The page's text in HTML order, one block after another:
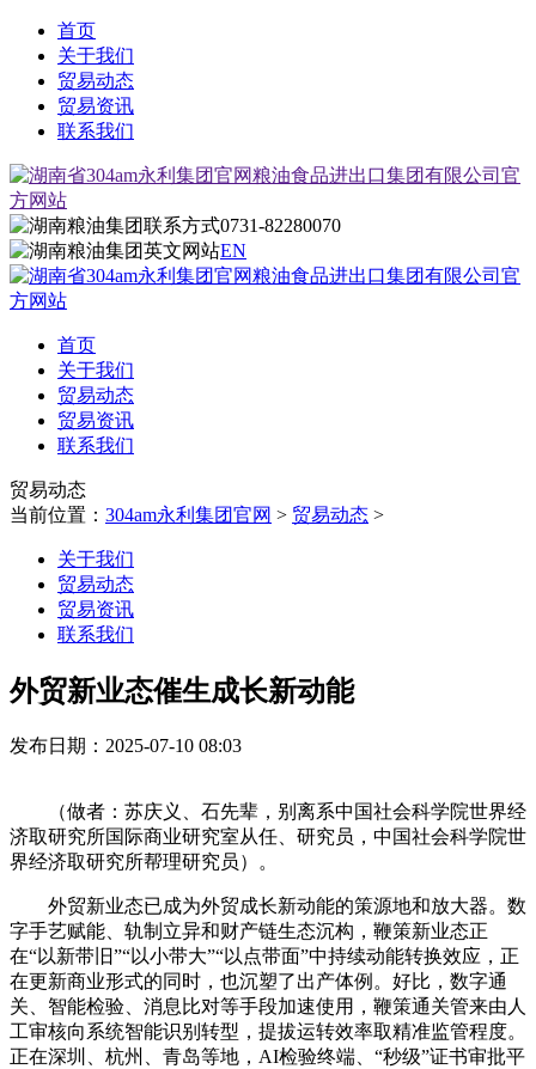
首页
关于我们
贸易动态
贸易资讯
联系我们
0731-82280070
EN
首页
关于我们
贸易动态
贸易资讯
联系我们
贸易动态
当前位置： 304am永利集团官网 > 贸易动态 >
关于我们
贸易动态
贸易资讯
联系我们
外贸新业态催生成长新动能
发布日期：2025-07-10 08:03
（做者：苏庆义、石先辈，别离系中国社会科学院世界经
济取研究所国际商业研究室从任、研究员，中国社会科学院世
界经济取研究所帮理研究员）。
外贸新业态已成为外贸成长新动能的策源地和放大器。数
字手艺赋能、轨制立异和财产链生态沉构，鞭策新业态正
在“以新带旧”“以小带大”“以点带面”中持续动能转换效应，正
在更新商业形式的同时，也沉塑了出产体例。好比，数字通
关、智能检验、消息比对等手段加速使用，鞭策通关管来由人
工审核向系统智能识别转型，提拔运转效率取精准监管程度。
正在深圳、杭州、青岛等地，AI检验终端、“秒级”证书审批平